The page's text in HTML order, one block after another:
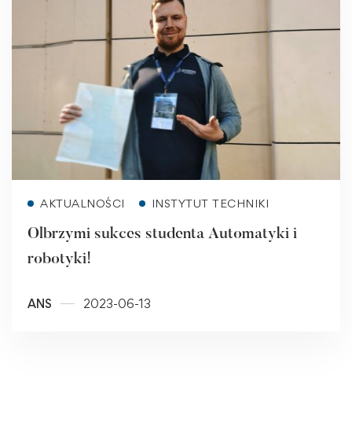
AKTUALNOŚCI INSTYTUT TECHNIKI
Olbrzymi sukces studenta Automatyki i
robotyki!
ANS 2023-06-13